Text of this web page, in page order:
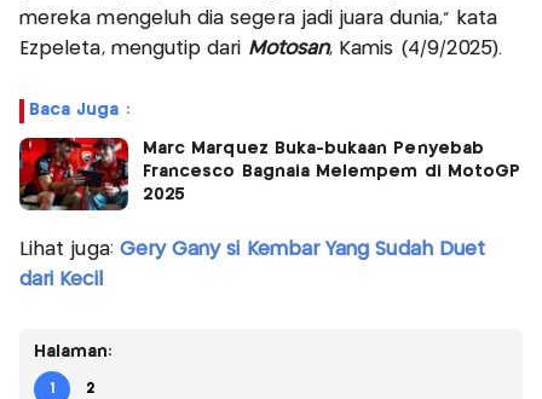
mereka mengeluh dia segera jadi juara dunia,” kata
Ezpeleta, mengutip dari Motosan, Kamis (4/9/2025).
Baca Juga :
Marc Marquez Buka-bukaan Penyebab
Francesco Bagnaia Melempem di MotoGP
2025
Lihat juga: Gery Gany si Kembar Yang Sudah Duet
dari Kecil
Halaman:
1 2